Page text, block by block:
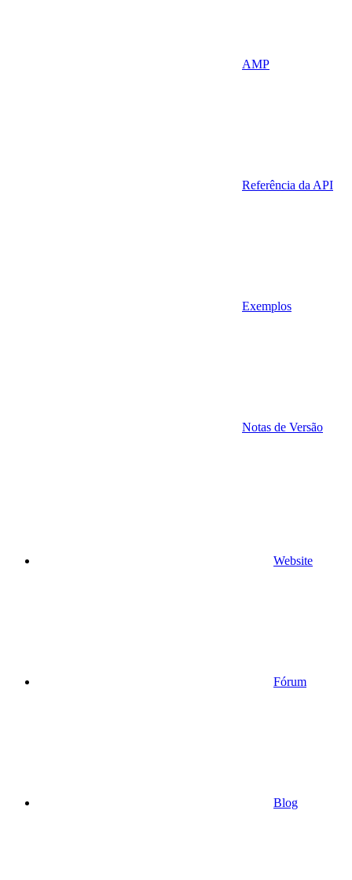
AMP
Referência da API
Exemplos
Notas de Versão
Website
Fórum
Blog